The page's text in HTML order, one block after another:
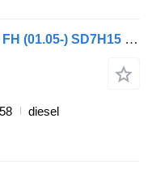
Radiateur de climatisation Volvo FH (01.05-) SD7H15 pour camion Volvo FH12, FH16, NH12, FH, VNL780 (1993-2014)
diesel